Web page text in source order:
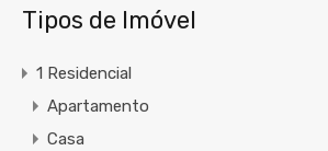
Tipos de Imóvel
1 Residencial
Apartamento
Casa